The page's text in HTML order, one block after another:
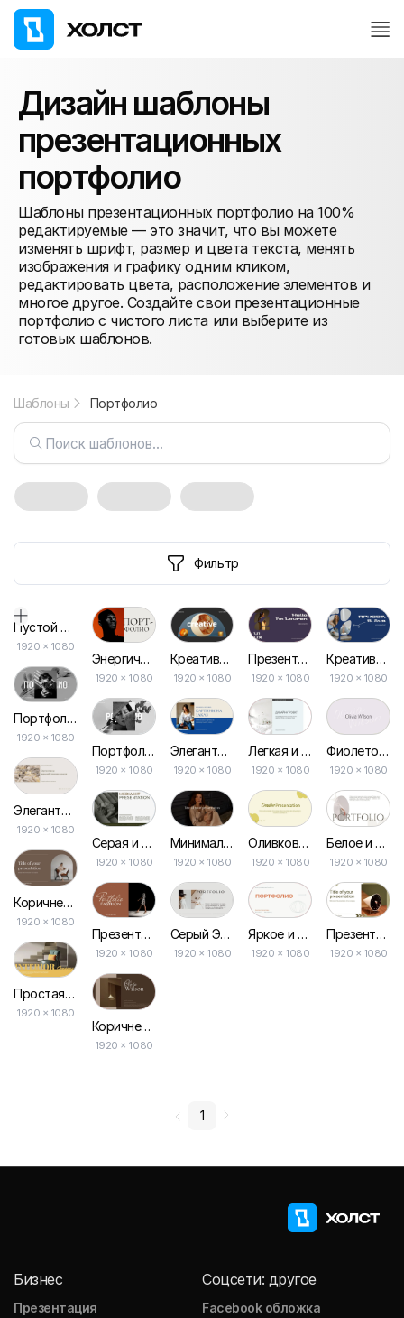
Дизайн шаблоны
презентационных
портфолио
Шаблоны презентационных портфолио на 100%
редактируемые — это значит, что вы можете
изменять шрифт, размер и цвета текста, менять
изображения и графику одним кликом,
редактировать цвета, расположение элементов и
многое другое. Создайте свои презентационные
портфолио с чистого листа или выберите из
готовых шаблонов.
Шаблоны Портфолио
Фильтр
Пустой дизайн-макет
1920 × 1080
Портфолио Фотографа в Черно-белом Стиле: Шаблон Презентации
1920 × 1080
Элегантная Бежевая Презентация для Вашего Проекта
1920 × 1080
Коричневая и Серая Элегантная Минималистичная Бизнес-презентация
1920 × 1080
Простая Презентация Профиля Компании по Интерьерам
1920 × 1080
Энергичная Презентация Портфолио в Современном Стиле
1920 × 1080
Портфолио Фотографа в Черно-белом
1920 × 1080
Серая и Зеленая Эстетика Медиа-кита для Презентации Инфлюенсеров
1920 × 1080
Презентация Портфолио Фотографа в Терракотовой Моде
1920 × 1080
Коричневое и Бежевое Элегантное Минималистичное Портфолио Студийной Презентации
1920 × 1080
Креативный Мудборд для Презентации
1920 × 1080
Элегантное Коммерческое Предложение в Стильных Синих и Бежевых Тонах
1920 × 1080
Минималистская Портфолио-презентация в Стиле Фэшн
1920 × 1080
Серый Эстетический Элегантный Минималистичный Портфель Презентации
1920 × 1080
Презентация Портфолио Дизайнера в Пурпурном Цвете
1920 × 1080
Легкая и Светлая Презентация Коммерческого Предложения
1920 × 1080
Оливковый Зеленый Креативный Портфель Абстрактной Презентации
1920 × 1080
Яркое и Лаконичное Портфолио для Демонстрации Работ
1920 × 1080
Креативное Дизайнерское Портфолио в Абстрактном Стиле — Презентационный Шаблон
1920 × 1080
Фиолетовая Креативная Презентация Портфолио
1920 × 1080
Белое и Бежевое Элегантное Портфолио Презентации
1920 × 1080
Презентация Бизнес-портфолио в Белом и Зеленом
1920 × 1080
1
Бизнес
Презентация
Соцсети: другое
Facebook обложка